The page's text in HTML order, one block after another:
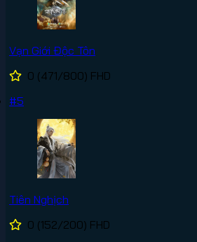
Vạn Giới Độc Tôn
0 (471/800) FHD
#5
Tiên Nghịch
0 (152/200) FHD